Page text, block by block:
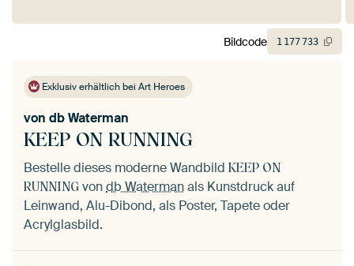
Exklusiv erhältlich bei Art Heroes
KEEP ON RUNNING
von db Waterman
Bestelle dieses moderne Wandbild KEEP ON
RUNNING vondb Watermanals Kunstdruck auf
Leinwand, Alu-Dibond, als Poster, Tapete oder
Acrylglasbild.
Bildcode 1 177733